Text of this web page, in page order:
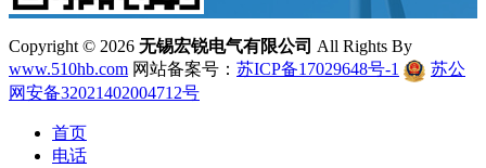
Copyright © 2026 无锡宏锐电气有限公司 All Rights By
www.510hb.com 网站备案号： 苏ICP备17029648号-1
苏公
网安备32021402004712号
首页
电话